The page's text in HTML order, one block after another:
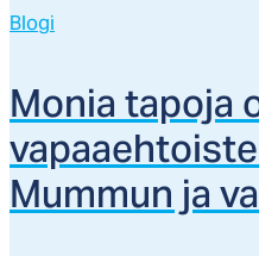
Blogi
Mo­nia ta­po­ja
Mum­mun ja